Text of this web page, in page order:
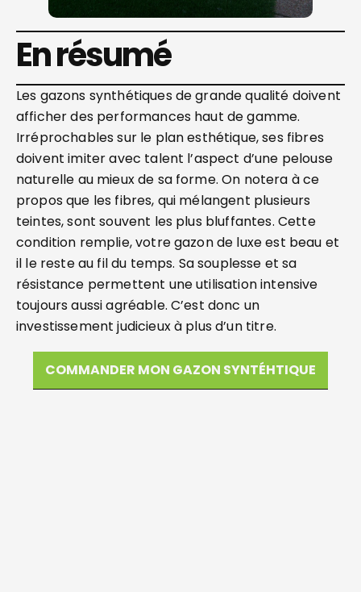
En résumé
Les gazons synthétiques de grande qualité doivent
afficher des performances haut de gamme.
Irréprochables sur le plan esthétique, ses fibres
doivent imiter avec talent l’aspect d’une pelouse
naturelle au mieux de sa forme. On notera à ce
propos que les fibres, qui mélangent plusieurs
teintes, sont souvent les plus bluffantes. Cette
condition remplie, votre gazon de luxe est beau et
il le reste au fil du temps. Sa souplesse et sa
résistance permettent une utilisation intensive
toujours aussi agréable. C’est donc un
investissement judicieux à plus d’un titre.
COMMANDER MON GAZON SYNTÉHTIQUE